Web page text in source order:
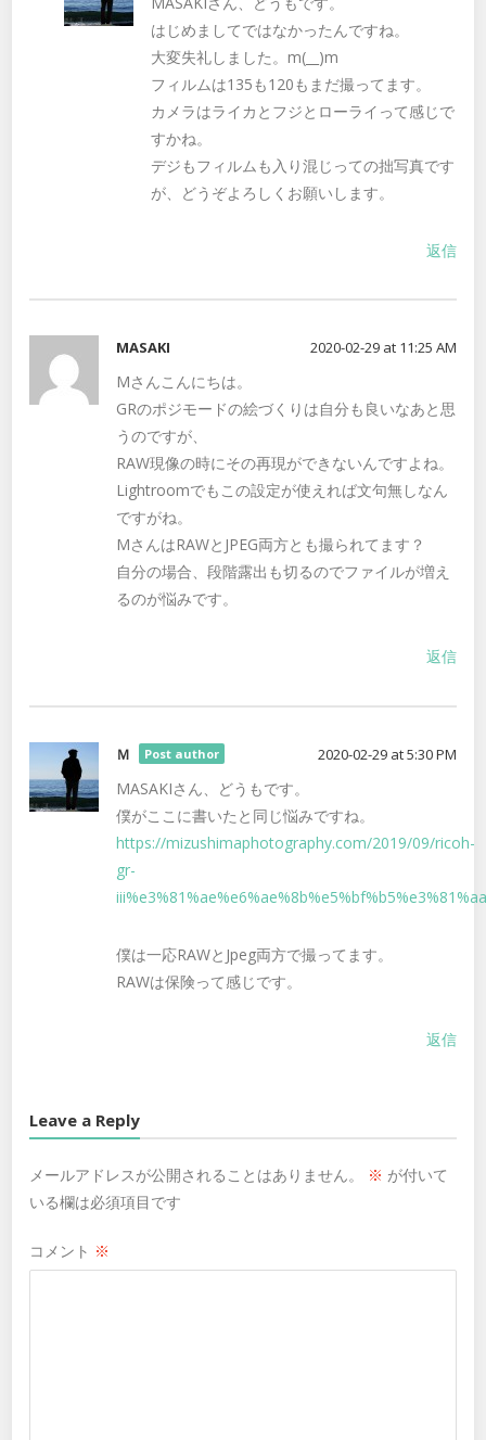
はじめましてではなかったんですね。
大変失礼しました。m(__)m
フィルムは135も120もまだ撮ってます。
カメラはライカとフジとローライって感じで
すかね。
デジもフィルムも入り混じっての拙写真です
が、どうぞよろしくお願いします。
返信
MASAKI 2020-02-29 at 11:25 AM
Mさんこんにちは。
GRのポジモードの絵づくりは自分も良いなあと思
うのですが、
RAW現像の時にその再現ができないんですよね。
Lightroomでもこの設定が使えれば文句無しなん
ですがね。
MさんはRAWとJPEG両方とも撮られてます？
自分の場合、段階露出も切るのでファイルが増え
るのが悩みです。
返信
Ｍ Post author 2020-02-29 at 5:30 PM
MASAKIさん、どうもです。
僕がここに書いたと同じ悩みですね。
https://mizushimaphotography.com/2019/09/ricoh-
gr-
僕は一応RAWとJpeg両方で撮ってます。
RAWは保険って感じです。
返信
Leave a Reply
メールアドレスが公開されることはありません。 ※ が付いて
いる欄は必須項目です
コメント ※